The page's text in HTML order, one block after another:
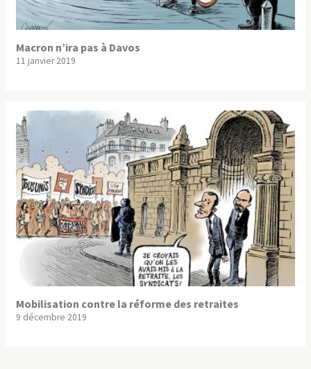
Macron n’ira pas à Davos
11 janvier 2019
Mobilisation contre la réforme des retraites
9 décembre 2019